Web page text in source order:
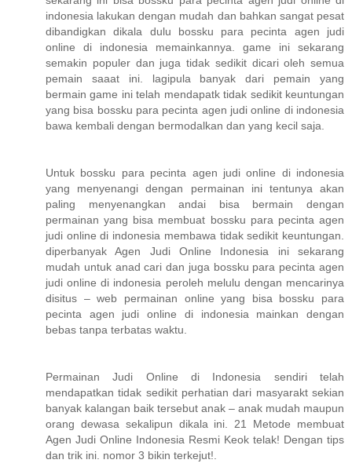
indonesia lakukan dengan mudah dan bahkan sangat pesat
dibandigkan dikala dulu bossku para pecinta agen judi
online di indonesia memainkannya. game ini sekarang
semakin populer dan juga tidak sedikit dicari oleh semua
pemain saaat ini. lagipula banyak dari pemain yang
bermain game ini telah mendapatk tidak sedikit keuntungan
yang bisa bossku para pecinta agen judi online di indonesia
bawa kembali dengan bermodalkan dan yang kecil saja.
Untuk bossku para pecinta agen judi online di indonesia
yang menyenangi dengan permainan ini tentunya akan
paling menyenangkan andai bisa bermain dengan
permainan yang bisa membuat bossku para pecinta agen
judi online di indonesia membawa tidak sedikit keuntungan.
diperbanyak Agen Judi Online Indonesia ini sekarang
mudah untuk anad cari dan juga bossku para pecinta agen
judi online di indonesia peroleh melulu dengan mencarinya
disitus – web permainan online yang bisa bossku para
pecinta agen judi online di indonesia mainkan dengan
bebas tanpa terbatas waktu.
Permainan Judi Online di Indonesia sendiri telah
mendapatkan tidak sedikit perhatian dari masyarakt sekian
banyak kalangan baik tersebut anak – anak mudah maupun
orang dewasa sekalipun dikala ini. 21 Metode membuat
Agen Judi Online Indonesia Resmi Keok telak! Dengan tips
dan trik ini. nomor 3 bikin terkejut!.